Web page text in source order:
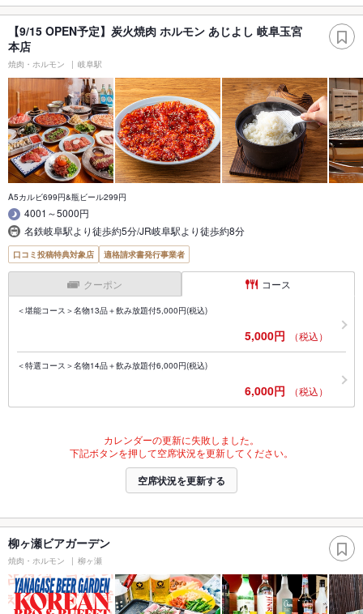
【9/15 OPEN予定】炭火焼肉 ホルモン あじよし 岐阜玉宮
本店
焼肉・ホルモン 岐阜駅
A5カルビ699円&瓶ビール299円
4001～5000円
名鉄岐阜駅より徒歩約5分/JR岐阜駅より徒歩約8分
口コミ投稿特典対象店 適格請求書発行事業者
クーポン コース
＜堪能コース＞名物13品＋飲み放題付5,000円(税込)
5,000円 （税込）
＜特選コース＞名物14品＋飲み放題付6,000円(税込)
6,000円 （税込）
カレンダーの更新に失敗しました。
下記ボタンを押して空席状況を更新してください。
空席状況を更新する
柳ヶ瀬ビアガーデン
焼肉・ホルモン 柳ヶ瀬